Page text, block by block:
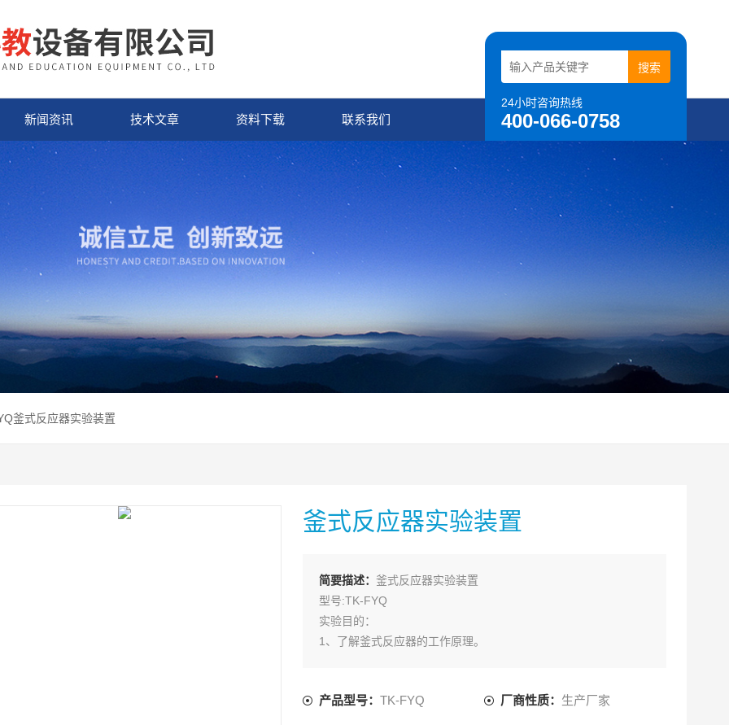
24小时咨询热线
400-066-0758
新闻资讯 技术文章 资料下载 联系我们
釜式反应器实验装置
釜式反应器实验装置
简要描述： 釜式反应器实验装置
型号:TK-FYQ
实验目的：
1、了解釜式反应器的工作原理。
产品型号： TK-FYQ 厂商性质： 生产厂家